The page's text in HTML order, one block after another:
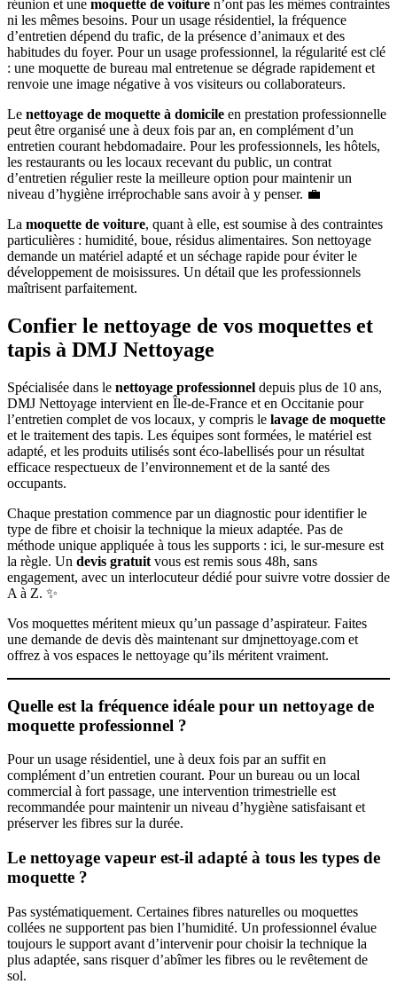
réunion et une moquette de voiture n’ont pas les mêmes contraintes
ni les mêmes besoins. Pour un usage résidentiel, la fréquence
d’entretien dépend du trafic, de la présence d’animaux et des
habitudes du foyer. Pour un usage professionnel, la régularité est clé
: une moquette de bureau mal entretenue se dégrade rapidement et
renvoie une image négative à vos visiteurs ou collaborateurs.
Le nettoyage de moquette à domicile en prestation professionnelle
peut être organisé une à deux fois par an, en complément d’un
entretien courant hebdomadaire. Pour les professionnels, les hôtels,
les restaurants ou les locaux recevant du public, un contrat
d’entretien régulier reste la meilleure option pour maintenir un
niveau d’hygiène irréprochable sans avoir à y penser. 💼
La moquette de voiture, quant à elle, est soumise à des contraintes
particulières : humidité, boue, résidus alimentaires. Son nettoyage
demande un matériel adapté et un séchage rapide pour éviter le
développement de moisissures. Un détail que les professionnels
maîtrisent parfaitement.
Confier le nettoyage de vos moquettes et
tapis à DMJ Nettoyage
Spécialisée dans le nettoyage professionnel depuis plus de 10 ans,
DMJ Nettoyage intervient en Île-de-France et en Occitanie pour
l’entretien complet de vos locaux, y compris le lavage de moquette
et le traitement des tapis. Les équipes sont formées, le matériel est
adapté, et les produits utilisés sont éco-labellisés pour un résultat
efficace respectueux de l’environnement et de la santé des
occupants.
Chaque prestation commence par un diagnostic pour identifier le
type de fibre et choisir la technique la mieux adaptée. Pas de
méthode unique appliquée à tous les supports : ici, le sur-mesure est
la règle. Un devis gratuit vous est remis sous 48h, sans
engagement, avec un interlocuteur dédié pour suivre votre dossier de
A à Z. ✨
Vos moquettes méritent mieux qu’un passage d’aspirateur. Faites
une demande de devis dès maintenant sur dmjnettoyage.com et
offrez à vos espaces le nettoyage qu’ils méritent vraiment.
Quelle est la fréquence idéale pour un nettoyage de
moquette professionnel ?
Pour un usage résidentiel, une à deux fois par an suffit en
complément d’un entretien courant. Pour un bureau ou un local
commercial à fort passage, une intervention trimestrielle est
recommandée pour maintenir un niveau d’hygiène satisfaisant et
préserver les fibres sur la durée.
Le nettoyage vapeur est-il adapté à tous les types de
moquette ?
Pas systématiquement. Certaines fibres naturelles ou moquettes
collées ne supportent pas bien l’humidité. Un professionnel évalue
toujours le support avant d’intervenir pour choisir la technique la
plus adaptée, sans risquer d’abîmer les fibres ou le revêtement de
sol.